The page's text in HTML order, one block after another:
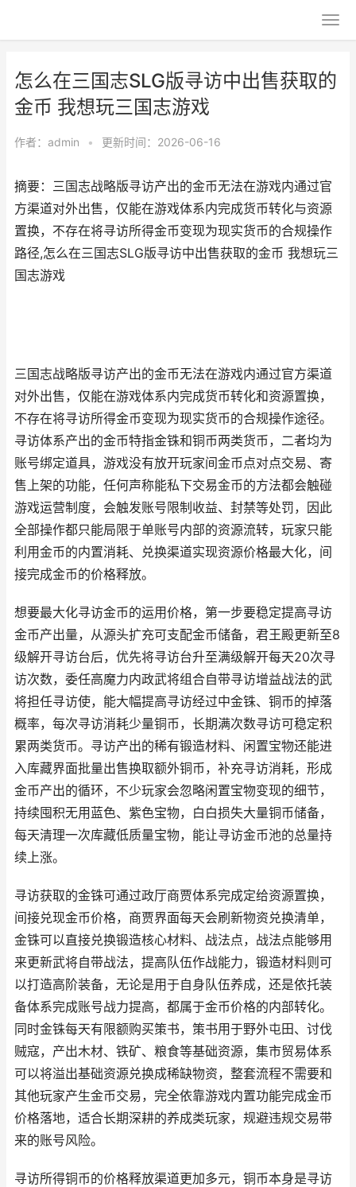
怎么在三国志SLG版寻访中出售获取的
金币 我想玩三国志游戏
作者： admin • 更新时间：2026-06-16
摘要：三国志战略版寻访产出的金币无法在游戏内通过官
方渠道对外出售，仅能在游戏体系内完成货币转化与资源
置换，不存在将寻访所得金币变现为现实货币的合规操作
路径,怎么在三国志SLG版寻访中出售获取的金币 我想玩三
国志游戏
三国志战略版寻访产出的金币无法在游戏内通过官方渠道
对外出售，仅能在游戏体系内完成货币转化和资源置换，
不存在将寻访所得金币变现为现实货币的合规操作途径。
寻访体系产出的金币特指金铢和铜币两类货币，二者均为
账号绑定道具，游戏没有放开玩家间金币点对点交易、寄
售上架的功能，任何声称能私下交易金币的方法都会触碰
游戏运营制度，会触发账号限制收益、封禁等处罚，因此
全部操作都只能局限于单账号内部的资源流转，玩家只能
利用金币的内置消耗、兑换渠道实现资源价格最大化，间
接完成金币的价格释放。
想要最大化寻访金币的运用价格，第一步要稳定提高寻访
金币产出量，从源头扩充可支配金币储备，君王殿更新至8
级解开寻访台后，优先将寻访台升至满级解开每天20次寻
访次数，委任高魔力内政武将组合自带寻访增益战法的武
将担任寻访使，能大幅提高寻访经过中金铢、铜币的掉落
概率，每次寻访消耗少量铜币，长期满次数寻访可稳定积
累两类货币。寻访产出的稀有锻造材料、闲置宝物还能进
入库藏界面批量出售换取额外铜币，补充寻访消耗，形成
金币产出的循环，不少玩家会忽略闲置宝物变现的细节，
持续囤积无用蓝色、紫色宝物，白白损失大量铜币储备，
每天清理一次库藏低质量宝物，能让寻访金币池的总量持
续上涨。
寻访获取的金铢可通过政厅商贾体系完成定给资源置换，
间接兑现金币价格，商贾界面每天会刷新物资兑换清单，
金铢可以直接兑换锻造核心材料、战法点，战法点能够用
来更新武将自带战法，提高队伍作战能力，锻造材料则可
以打造高阶装备，无论是用于自身队伍养成，还是依托装
备体系完成账号战力提高，都属于金币价格的内部转化。
同时金铢每天有限额购买策书，策书用于野外屯田、讨伐
贼寇，产出木材、铁矿、粮食等基础资源，集市贸易体系
可以将溢出基础资源兑换成稀缺物资，整套流程不需要和
其他玩家产生金币交易，完全依靠游戏内置功能完成金币
价格落地，适合长期深耕的养成类玩家，规避违规交易带
来的账号风险。
寻访所得铜币的价格释放渠道更加多元，铜币本身是寻访